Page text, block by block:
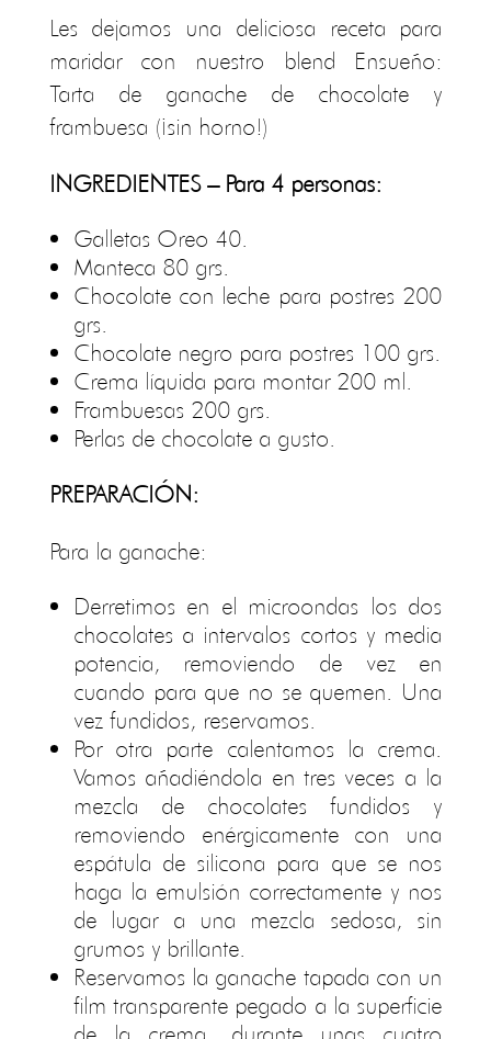
Les dejamos una deliciosa receta para
maridar con nuestro blend Ensueño:
Tarta de ganache de chocolate y
frambuesa (¡sin horno!)
INGREDIENTES – Para 4 personas:
Galletas Oreo 40.
Manteca 80 grs.
Chocolate con leche para postres 200
grs.
Chocolate negro para postres 100 grs.
Crema líquida para montar 200 ml.
Frambuesas 200 grs.
Perlas de chocolate a gusto.
PREPARACIÓN:
Para la ganache:
Derretimos en el microondas los dos
chocolates a intervalos cortos y media
potencia, removiendo de vez en
cuando para que no se quemen. Una
vez fundidos, reservamos.
Por otra parte calentamos la crema.
Vamos añadiéndola en tres veces a la
mezcla de chocolates fundidos y
removiendo enérgicamente con una
espátula de silicona para que se nos
haga la emulsión correctamente y nos
de lugar a una mezcla sedosa, sin
grumos y brillante.
Reservamos la ganache tapada con un
film transparente pegado a la superficie